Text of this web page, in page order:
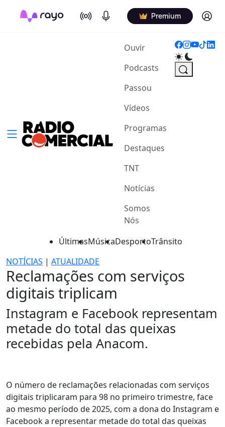
On Air Podcasts Premium Log in
Ouvir(current)
Podcasts
Passou
Vídeos
Programas
Destaques
TNT
Notícias
Somos
Nós
ÚltimasMúsicaDesportoTrânsito
NOTÍCIAS | ATUALIDADE
Reclamações com serviços
digitais triplicam
Instagram e Facebook representam
metade do total das queixas
recebidas pela Anacom.
O número de reclamações relacionadas com serviços
digitais triplicaram para 98 no primeiro trimestre, face
ao mesmo período de 2025, com a dona do Instagram e
Facebook a representar metade do total das queixas